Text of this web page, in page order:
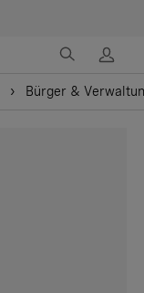
Bürger &